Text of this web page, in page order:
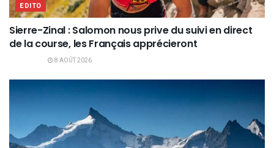
EDITO
Sierre-Zinal : Salomon nous prive du suivi en direct
de la course, les Français apprécieront
8 AOÛT 2026